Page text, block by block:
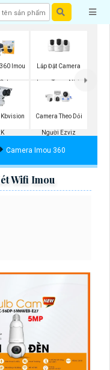
Imou Lắp Đặt Camera
Imou Trong Nhà
Camera Theo Dỏi
Người Ezviz
Camera Imou 360
Wifi Imou